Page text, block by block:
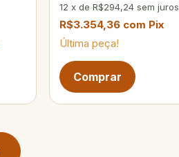
12 x de R$294,24 sem juros
R$3.354,36 com Pix
Última peça!